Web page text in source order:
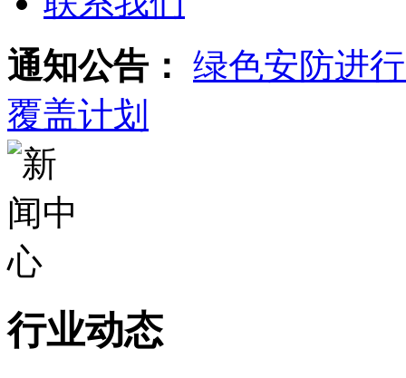
通知公告： 绿色安防进
覆盖计划
行业动态